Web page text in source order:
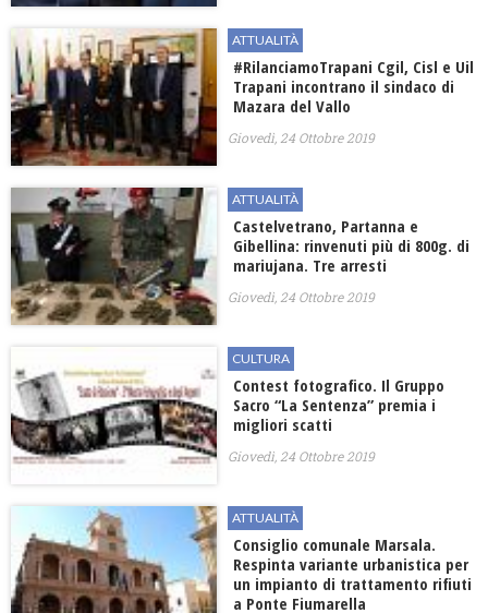
ATTUALITÀ
#RilanciamoTrapani Cgil, Cisl e Uil
Trapani incontrano il sindaco di
Mazara del Vallo
Giovedì, 24 Ottobre 2019
ATTUALITÀ
Castelvetrano, Partanna e
Gibellina: rinvenuti più di 800g. di
mariujana. Tre arresti
Giovedì, 24 Ottobre 2019
CULTURA
Contest fotografico. Il Gruppo
Sacro “La Sentenza” premia i
migliori scatti
Giovedì, 24 Ottobre 2019
ATTUALITÀ
Consiglio comunale Marsala.
Respinta variante urbanistica per
un impianto di trattamento rifiuti
a Ponte Fiumarella